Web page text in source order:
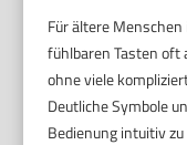
Für ältere
fühlbaren Tasten oft
ohne viele
Deutliche Symbole
Bedienung intuitiv